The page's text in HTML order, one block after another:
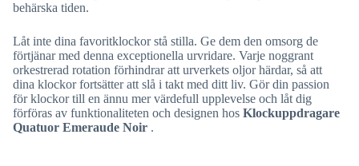
behärska tiden.
Låt inte dina favoritklockor stå stilla. Ge dem den omsorg de
förtjänar med denna exceptionella urvridare. Varje noggrant
orkestrerad rotation förhindrar att urverkets oljor härdar, så att
dina klockor fortsätter att slå i takt med ditt liv. Gör din passion
för klockor till en ännu mer värdefull upplevelse och låt dig
förföras av funktionaliteten och designen hos Klockuppdragare
Quatuor Emeraude Noir .